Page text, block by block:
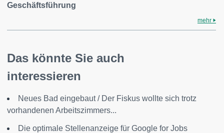
Geschäftsführung
mehr
Das könnte Sie auch
interessieren
Neues Bad eingebaut / Der Fiskus wollte sich trotz
vorhandenen Arbeitszimmers...
Die optimale Stellenanzeige für Google for Jobs